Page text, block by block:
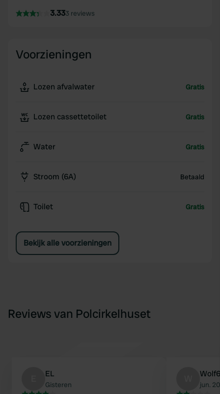
3.333 reviews
Voorzieningen
Lozen afvalwater Gratis
Lozen cassettetoilet Gratis
Water Gratis
Stroom (6A) Betaald
Toilet Gratis
Bekijk alle voorzieningen
Reviews van Polcirkelhuset
EL
Gisteren jun.